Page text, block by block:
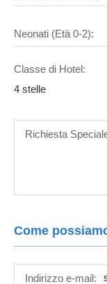
Neonati (Età 0-2):
Classe di Hotel:
Richiesta
Come
Indirizzo e-mail: